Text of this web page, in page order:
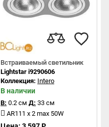
Встраиваемый светильник
Lightstar i9290606
Коллекция: Intero
В наличии
В: 0.2 см Д: 33 см
AR111 x 2 max 50W